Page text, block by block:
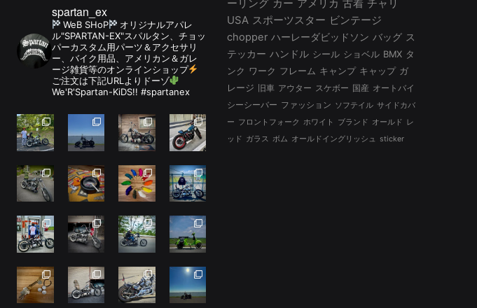
spartan_ex
WeB SHoP
オリジナルアパレ
ル"SPARTAN-EX"スパルタン、チョッ
パーカスタム用パーツ＆アクセサリ
ー、バイク用品、アメリカン＆ガレ
ージ雑貨等のオンラインショップ
ご注文は下記URLよりドーゾ
We'R'Spartan-KiDS!! #spartanex
ーリング カー アメリカ 古着 チャリ
USA スポーツスター ビンテージ
chopper ハーレーダビッドソン バッグ ス
テッカー ハンドル シール ショベル BMX タ
ンク ワーク フレーム キャンプ キャップ ガ
レージ
旧車 アウター スケボー 国産 オートバイ
シーシーバー ファッション ソフテイル サイドカバ
ー フロントフォーク ホワイト ブランド オールド レ
ッド ガラス ボム オールドイングリッシュ sticker